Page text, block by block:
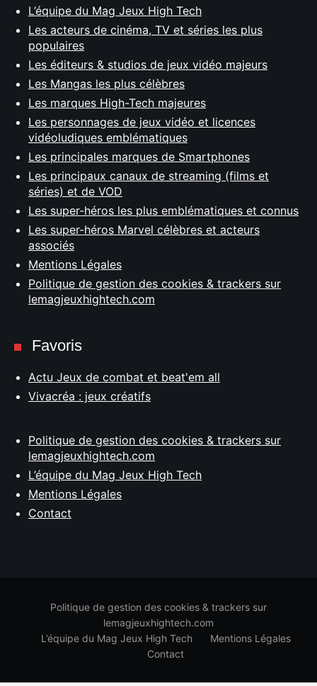
L’équipe du Mag Jeux High Tech
Les acteurs de cinéma, TV et séries les plus
populaires
Les éditeurs & studios de jeux vidéo majeurs
Les Mangas les plus célèbres
Les marques High-Tech majeures
Les personnages de jeux vidéo et licences
vidéoludiques emblématiques
Les principales marques de Smartphones
Les principaux canaux de streaming (films et
séries) et de VOD
Les super-héros les plus emblématiques et connus
Les super-héros Marvel célèbres et acteurs
associés
Mentions Légales
Politique de gestion des cookies & trackers sur
lemagjeuxhightech.com
Favoris
Actu Jeux de combat et beat'em all
Vivacréa : jeux créatifs
Politique de gestion des cookies & trackers sur
lemagjeuxhightech.com
L’équipe du Mag Jeux High Tech
Mentions Légales
Contact
Politique de gestion des cookies & trackers sur
lemagjeuxhightech.com
L’équipe du Mag Jeux High Tech
Mentions Légales
Contact